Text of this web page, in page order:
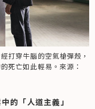
打穿牛腦的空氣槍彈殼，
死亡如此輕易。來源：
的「人道主義」